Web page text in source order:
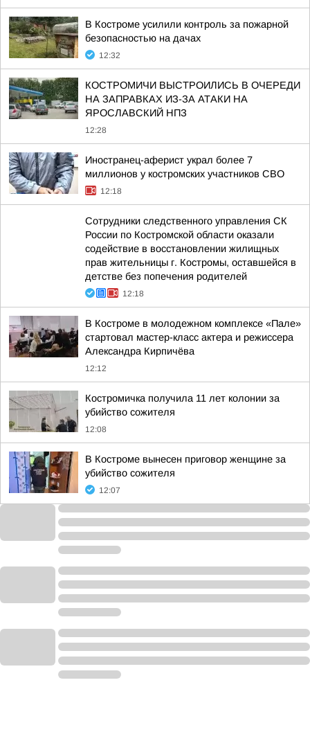
В Костроме усилили контроль за пожарной
безопасностью на дачах
12:32
КОСТРОМИЧИ ВЫСТРОИЛИСЬ В ОЧЕРЕДИ
НА ЗАПРАВКАХ ИЗ-ЗА АТАКИ НА
ЯРОСЛАВСКИЙ НПЗ
12:28
Иностранец-аферист украл более 7
миллионов у костромских участников СВО
12:18
Сотрудники следственного управления СК
России по Костромской области оказали
содействие в восстановлении жилищных
прав жительницы г. Костромы, оставшейся в
детстве без попечения родителей
12:18
В Костроме в молодежном комплексе «Пале»
стартовал мастер-класс актера и режиссера
Александра Кирпичёва
12:12
Костромичка получила 11 лет колонии за
убийство сожителя
12:08
В Костроме вынесен приговор женщине за
убийство сожителя
12:07